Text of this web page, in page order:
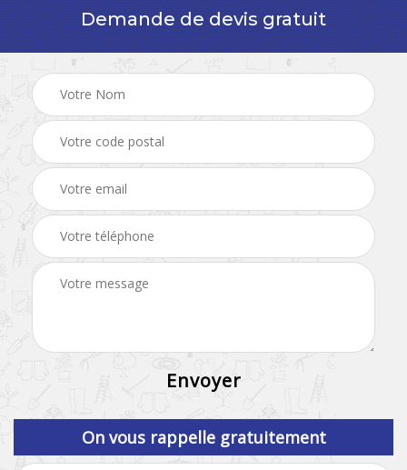
Demande de devis gratuit
On vous rappelle gratuitement